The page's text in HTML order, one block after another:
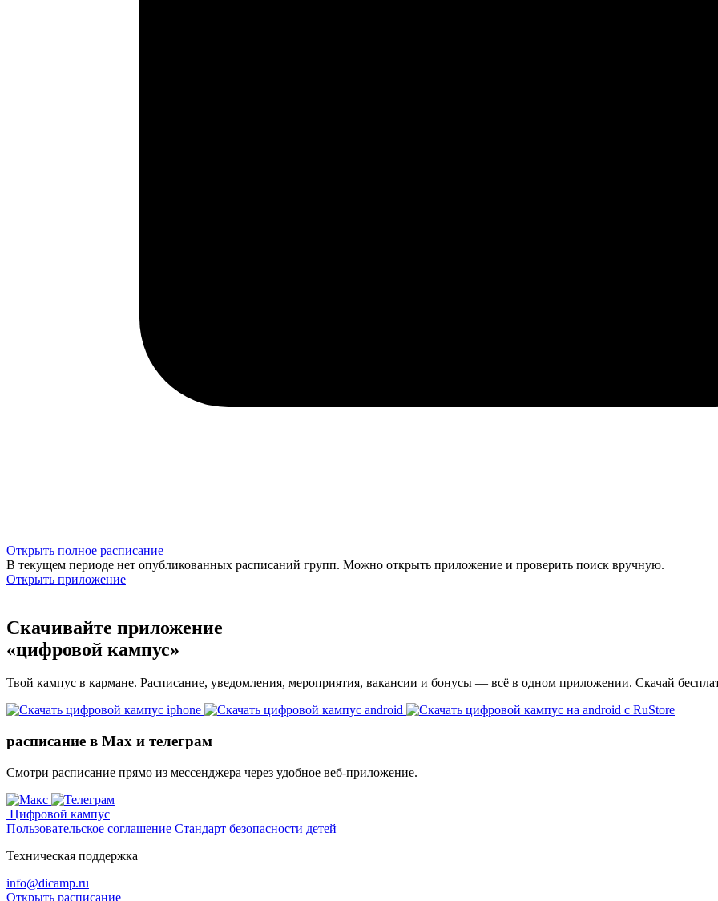
Открыть полное расписание
В текущем периоде нет опубликованных расписаний групп. Можно открыть приложение и проверить поиск вручную.
Открыть приложение
Скачивайте приложение
«цифровой кампус»
Твой кампус в кармане. Расписание, уведомления, мероприятия, вакансии и бонусы — всё в одном приложении. Скачай
расписание в Max и телеграм
Смотри расписание прямо из мессенджера через удобное веб‑приложение.
Цифровой кампус
Пользовательское соглашение Стандарт безопасности детей
Техническая поддержка
info@dicamp.ru
Открыть расписание